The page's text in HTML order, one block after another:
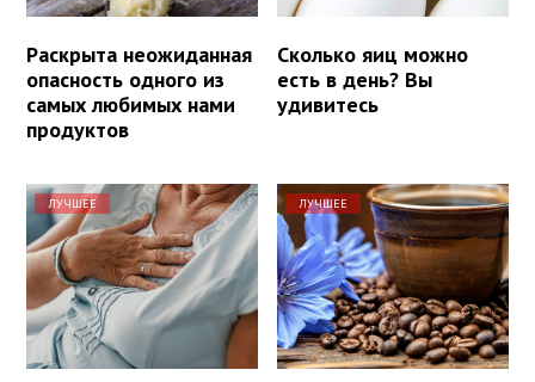
Раскрыта неожиданная
опасность одного из
самых любимых нами
продуктов
Сколько яиц можно
есть в день? Вы
удивитесь
ЛУЧШЕЕ ЛУЧШЕЕ